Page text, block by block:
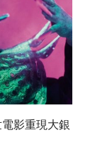
影重現大銀